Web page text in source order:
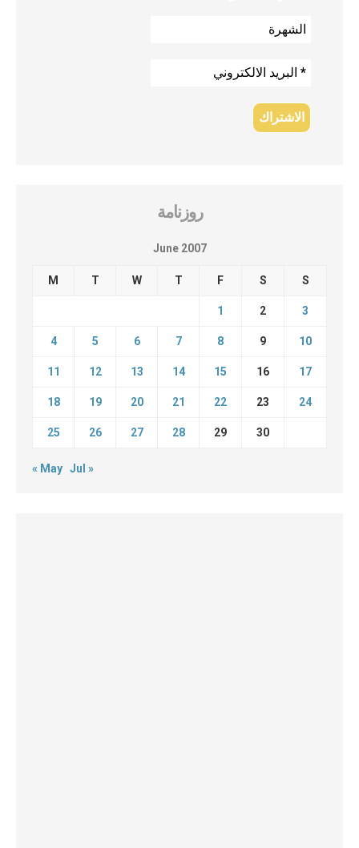
روزنامة
June 2007
M T W T F S S
1 2 3
4 5 6 7 8 9 10
11 12 13 14 15 16 17
18 19 20 21 22 23 24
25 26 27 28 29 30
« May Jul »